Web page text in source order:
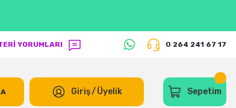
YORUMLARI 0 264 241 67 17
Giriş/Üyelik Sepetim